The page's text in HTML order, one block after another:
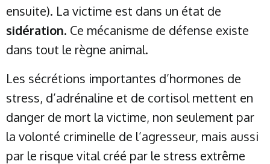
ensuite). La victime est dans un état de
sidération. Ce mécanisme de défense existe
dans tout le règne animal.
Les sécrétions importantes d’hormones de
stress, d’adrénaline et de cortisol mettent en
danger de mort la victime, non seulement par
la volonté criminelle de l’agresseur, mais aussi
par le risque vital créé par le stress extrême